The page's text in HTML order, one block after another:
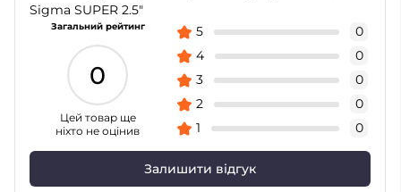
Sigma SUPER 2.5"
Загальний рейтинг
0
Цей товар ще
ніхто не оцінив
5
0
4
0
3
0
2
0
1
0
Залишити відгук